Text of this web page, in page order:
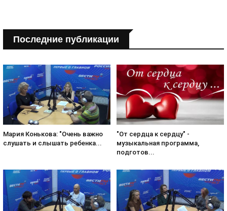
Последние публикации
Мария Конькова: "Очень важно
слушать и слышать ребенка...
"От сердца к сердцу" -
музыкальная программа,
подготов...